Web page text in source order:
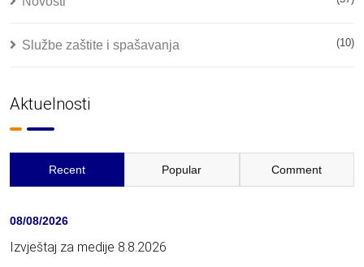
Službe zaštite i spašavanja (10)
Aktuelnosti
Recent Popular Comment
08/08/2026
Izvještaj za medije 8.8.2026